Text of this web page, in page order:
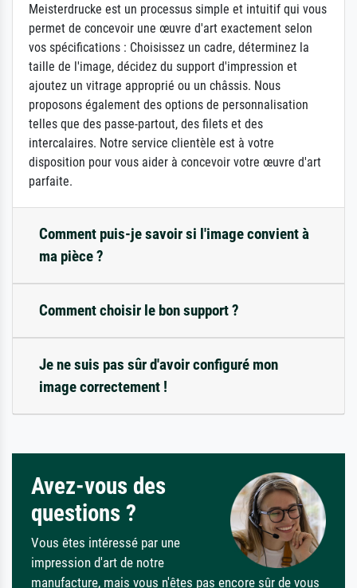
Meisterdrucke est un processus simple et intuitif qui vous
permet de concevoir une œuvre d'art exactement selon
vos spécifications : Choisissez un cadre, déterminez la
taille de l'image, décidez du support d'impression et
ajoutez un vitrage approprié ou un châssis. Nous
proposons également des options de personnalisation
telles que des passe-partout, des filets et des
intercalaires. Notre service clientèle est à votre
disposition pour vous aider à concevoir votre œuvre d'art
parfaite.
Comment puis-je savoir si l'image convient à
ma pièce ?
Comment choisir le bon support ?
Je ne suis pas sûr d'avoir configuré mon
image correctement !
Avez-vous des
questions ?
Vous êtes intéressé par une
impression d'art de notre
manufacture, mais vous n'êtes pas encore sûr de vous